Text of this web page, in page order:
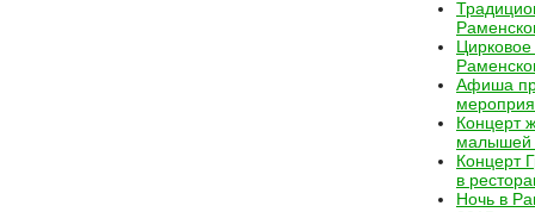
Афиша
Концерт
малышей
Концерт
в
Ночь в